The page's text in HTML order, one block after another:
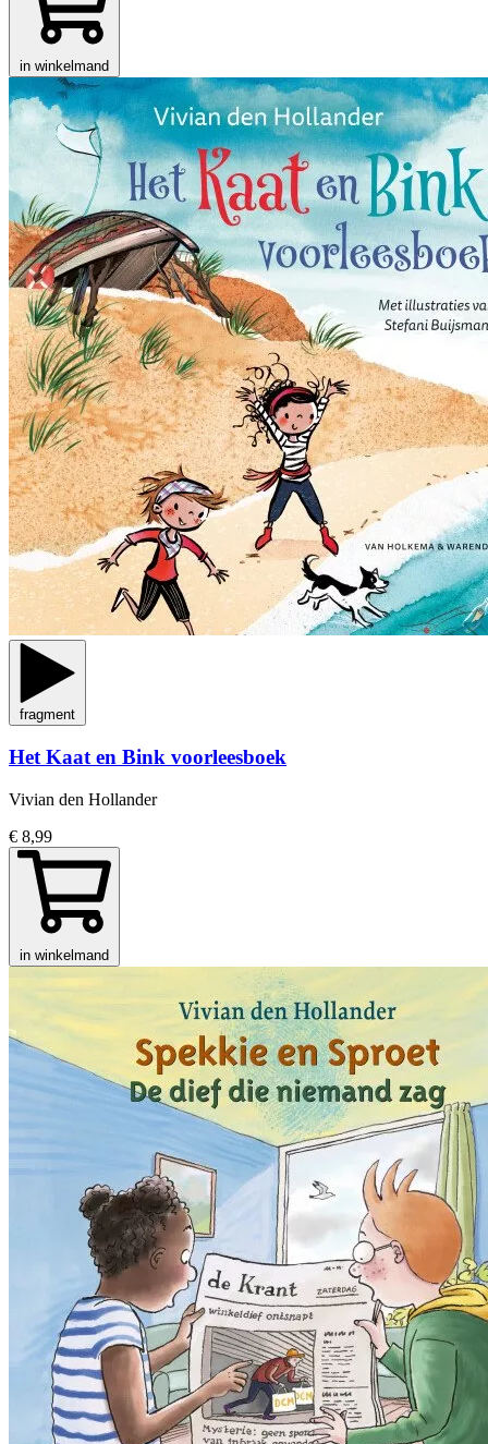
in winkelmand
fragment
Het Kaat en Bink voorleesboek
Vivian den Hollander
€ 8,99
in winkelmand